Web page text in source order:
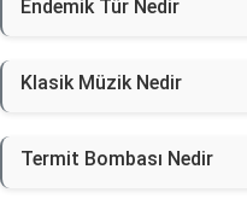
Endemik Tür Nedir
Klasik Müzik Nedir
Termit Bombası Nedir